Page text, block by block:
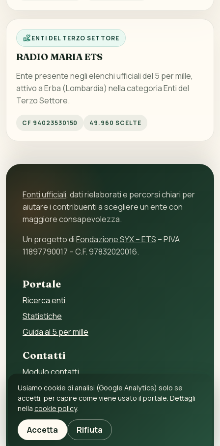
ENTI DEL TERZO SETTORE
RADIO MARIA ETS
Ente presente negli elenchi ufficiali del 5 per mille,
attivo a Erba (Lombardia) nella categoria Enti del
Terzo Settore.
CF 94023530150 49.960 SCELTE
Fonti ufficiali, dati rielaborati e percorsi chiari per
aiutare i contribuenti a scegliere un ente con
maggiore consapevolezza.
Un progetto diFondazione SYX – ETS – P.IVA
11897790017 – C.F. 97832020016.
Portale
Ricerca enti
Statistiche
Guida al 5 per mille
Contatti
Modulo contatti
Per gli enti
Per i fornitori
Privacy policy
Cookie policy
Usiamo cookie di analisi (Google Analytics) solo se
accetti, per capire come viene usato il portale. Dettagli
nella cookie policy.
Accetta Rifiuta